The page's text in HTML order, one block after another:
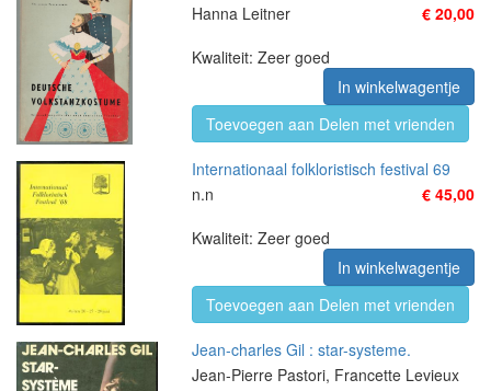
Hanna Leitner
€ 20,00
Kwaliteit: Zeer goed
In winkelwagentje
Toevoegen aan Delen met vrienden
Internationaal folkloristisch festival 69
n.n
€ 45,00
Kwaliteit: Zeer goed
In winkelwagentje
Toevoegen aan Delen met vrienden
Jean-charles Gil : star-systeme.
Jean-Pierre Pastori, Francette Levieux